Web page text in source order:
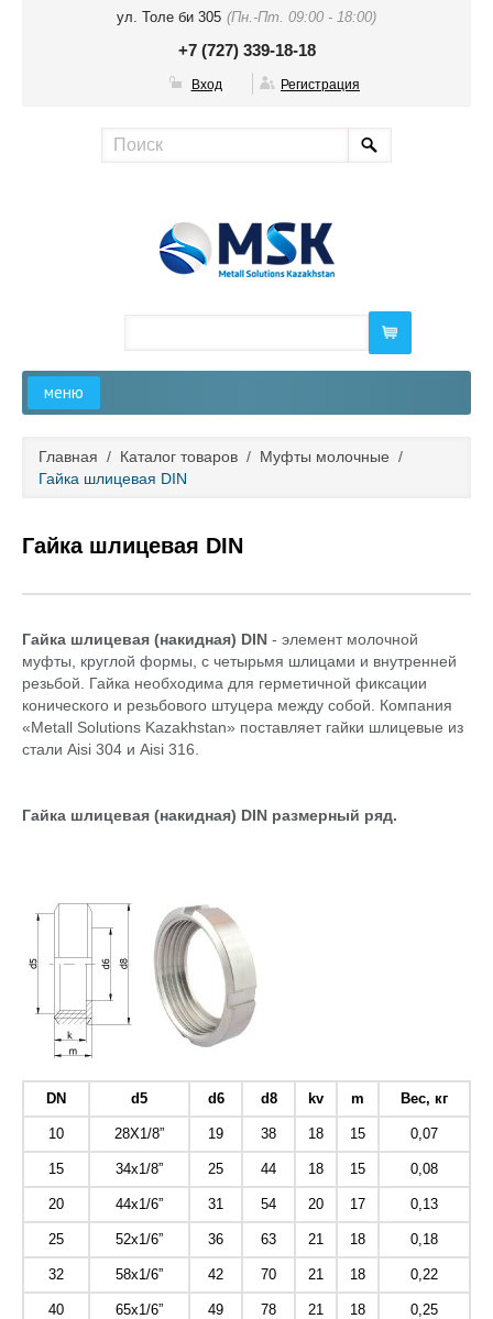
ул. Толе би 305 (Пн.-Пт. 09:00 - 18:00)
+7 (727) 339-18-18
Вход Регистрация
меню
О компании
Каталог товаров
Металлопрокат
Статьи
Новости
Главная / Каталог товаров / Муфты молочные /
Гайка шлицевая DIN
Гайка шлицевая DIN
Гайка шлицевая (накидная) DIN - элемент молочной
муфты, круглой формы, с четырьмя шлицами и внутренней
резьбой. Гайка необходима для герметичной фиксации
конического и резьбового штуцера между собой. Компания
«Metall Solutions Kazakhstan» поставляет гайки шлицевые из
стали Aisi 304 и Aisi 316.
Гайка шлицевая (накидная) DIN размерный ряд.
DN d5 d6 d8 kv m Вес, кг
10 28X1/8” 19 38 18 15 0,07
15 34x1/8” 25 44 18 15 0,08
20 44x1/6” 31 54 20 17 0,13
25 52x1/6” 36 63 21 18 0,18
32 58x1/6” 42 70 21 18 0,22
40 65x1/6” 49 78 21 18 0,25